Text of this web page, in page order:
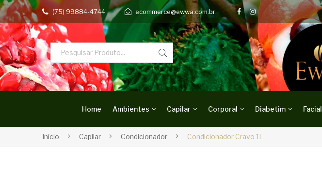
(75) 99884-4744 ecommerce@ewwa.com.br
Home Ambientes Capilar Corporal Diabetim Facial
Início Capilar Condicionador Condicionador Cravo 1L